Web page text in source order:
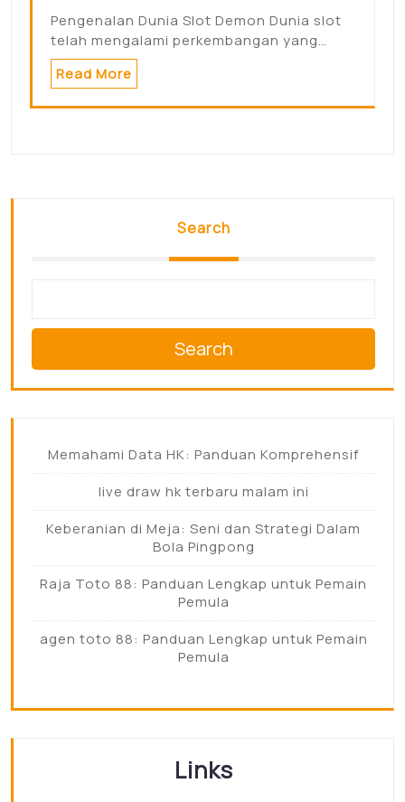
Pengenalan Dunia Slot Demon Dunia slot
telah mengalami perkembangan yang…
Read More
Search
Search
Memahami Data HK: Panduan Komprehensif
live draw hk terbaru malam ini
Keberanian di Meja: Seni dan Strategi Dalam
Bola Pingpong
Raja Toto 88: Panduan Lengkap untuk Pemain
Pemula
agen toto 88: Panduan Lengkap untuk Pemain
Pemula
Links